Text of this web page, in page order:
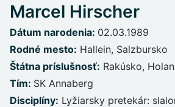
Marcel Hirscher
Dátum narodenia: 02.03.1989
Rodné mesto: Hallein, Salzbursko
Štátna príslušnosť: Rakúsko,
Tím: SK Annaberg
Disciplíny: Lyžiarsky pretekár: